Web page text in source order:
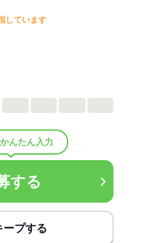
年実績）
する
しています
んたん入力
する
ープする